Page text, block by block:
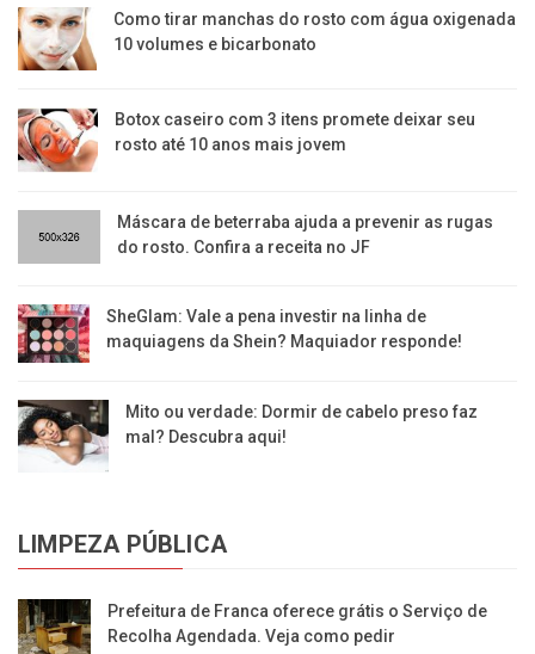
Como tirar manchas do rosto com água oxigenada
10 volumes e bicarbonato
Botox caseiro com 3 itens promete deixar seu
rosto até 10 anos mais jovem
Máscara de beterraba ajuda a prevenir as rugas
do rosto. Confira a receita no JF
SheGlam: Vale a pena investir na linha de
maquiagens da Shein? Maquiador responde!
Mito ou verdade: Dormir de cabelo preso faz
mal? Descubra aqui!
LIMPEZA PÚBLICA
Prefeitura de Franca oferece grátis o Serviço de
Recolha Agendada. Veja como pedir